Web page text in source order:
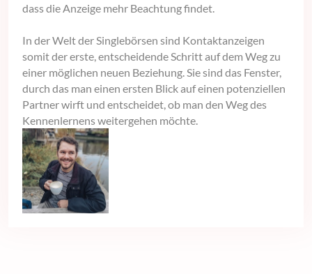
dass die Anzeige mehr Beachtung findet.
In der Welt der Singlebörsen sind Kontaktanzeigen
somit der erste, entscheidende Schritt auf dem Weg zu
einer möglichen neuen Beziehung. Sie sind das Fenster,
durch das man einen ersten Blick auf einen potenziellen
Partner wirft und entscheidet, ob man den Weg des
Kennenlernens weitergehen möchte.